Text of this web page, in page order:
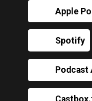
Apple
Spotify
Podcast